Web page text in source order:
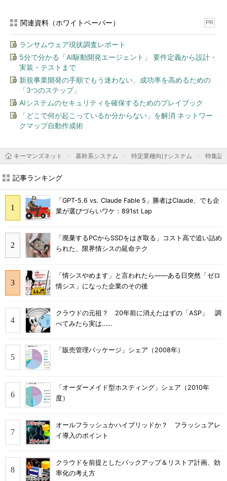
関連資料（ホワイトペーパー） PR
ランサムウェア現状調査レポート
5分で分かる「AI駆動開発エージェント」 要件定義から設計・
実装・テストまで
新規事業開発の手順でもう迷わない、成功率を高めるための
「3つのステップ」
AIシステムのセキュリティを確保するためのプレイブック
「どこで何が起こっているか分からない」を解消 ネットワー
クマップ自動作成術
キーマンズネット 基幹系システム 特定業種向けシステム 特集記
記事ランキング
「GPT-5.6 vs. Claude Fable 5」勝者はClaude、でも企
業が選びづらいワケ：891st Lap
「廃棄するPCからSSDをはぎ取る」コスト高で追い詰め
られた、限界情シスの延命テク
「情シスやめます」と言われたら――ある日突然「ゼロ
情シス」になった企業のその後
クラウドの元祖？ 20年前に消えたはずの「ASP」 調
べてみたら実は……
「販売管理パッケージ」シェア（2008年）
「オーダーメイド型ホスティング」シェア（2010年
度）
オールフラッシュかハイブリッドか？ フラッシュアレ
イ導入のポイント
クラウドを前提としたバックアップ＆リストア計画、効
率化の考え方